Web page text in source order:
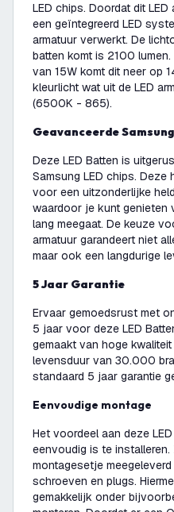
LED chips. Doordat dit
een geïntegreerd LED
armatuur verwerkt. De
batten komt is 2100
van 15W komt dit neer op
kleurlicht wat uit de LED
(6500K - 865).
Geavanceerde
Deze LED Batten is
Samsung LED chips.
voor een uitzonderlijke
waardoor je kunt genieten
lang meegaat. De keuze
armatuur garandeert niet
maar ook een langdurige
5 Jaar Garantie
Ervaar gemoedsrust met
5 jaar voor deze LED
gemaakt van hoge
levensduur van 30.000
standaard 5 jaar garantie
Eenvoudige montage
Het voordeel aan deze
eenvoudig is te
montagesetje
schroeven en plugs.
gemakkelijk onder